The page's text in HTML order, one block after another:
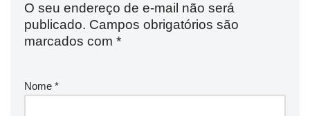
O seu endereço de e-mail não será
publicado. Campos obrigatórios são
marcados com *
Nome *